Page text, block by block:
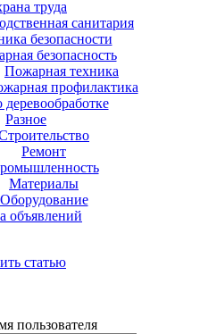
труда
санитария
безопасности
безопасность
Пожарная техника
профилактика
Разное
Ремонт
Материалы
Оборудование
объявлений
статью
пользователя